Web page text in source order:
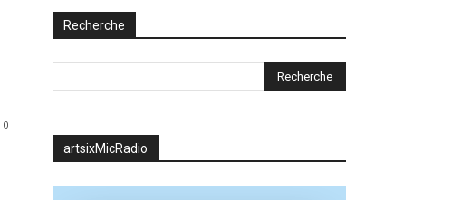
0
Recherche
artsixMicRadio